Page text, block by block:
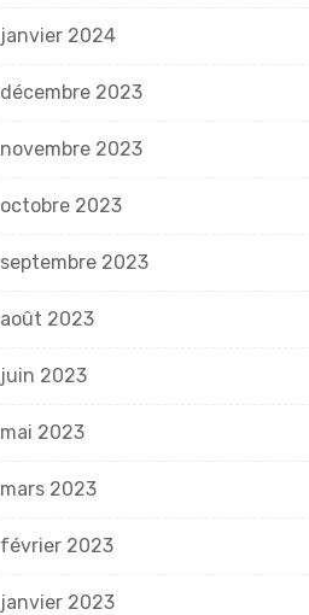
janvier 2024
décembre 2023
novembre 2023
octobre 2023
septembre 2023
août 2023
juin 2023
mai 2023
mars 2023
février 2023
janvier 2023